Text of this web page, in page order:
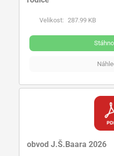
Velikost: 287.99 KB
obvod J.Š.Baara 2026